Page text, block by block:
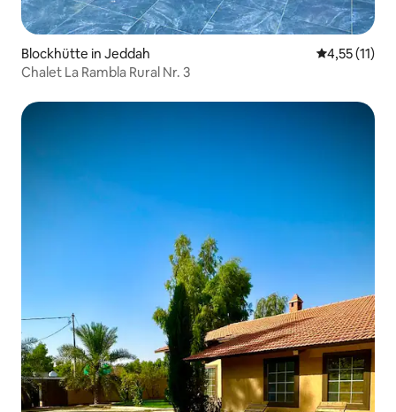
Blockhütte in Jeddah
4,55 (11)
Chalet La Rambla Rural Nr. 3